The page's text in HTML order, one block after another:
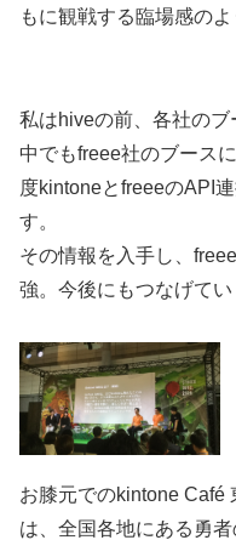
もに観戦する臨場感のよ
私はhiveの前、各社のブ
中でもfreee社のブース
度kintoneとfreeeのAPI
す。
その情報を入手し、
強。今後にもつなげてい
お膝元でのkintone Café
は、全国各地にある勇